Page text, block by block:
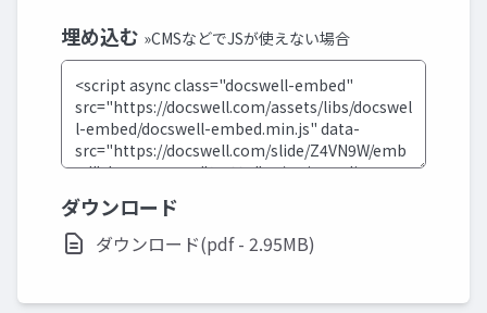
埋め込む »CMSなどでJSが使えない場合
ダウンロード
ダウンロード(pdf - 2.95MB)